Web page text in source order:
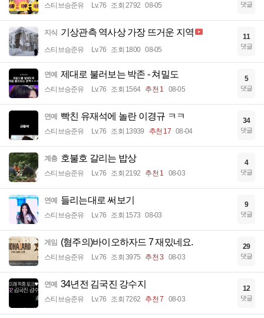
스티브승준유 Lv.76 조회 2792 08-05 댓글
지식 기상관측 역사상 가장 뜨거운 지역
스티브승준유 Lv.76 조회 1800 08-05
11
댓글
연예 제대로 불러보는 박존 - 쳐밀도
스티브승준유 Lv.76 조회 1564 추천 1 08-05
5
댓글
연예 빡친 유재석에 놀란 이경규 ㅋㅋ
스티브승준유 Lv.76 조회 13939 추천 17 08-04
34
댓글
계층 호불호 갈리는 밥상
스티브승준유 Lv.76 조회 2192 추천 1 08-03
4
댓글
연예 들리는대로 써보기
스티브승준유 Lv.76 조회 1573 08-03
9
댓글
게임 (혐주의)바이오하자드 7 재밌네요.
스티브승준유 Lv.76 조회 3975 추천 3 08-03
29
댓글
연예 34년전 김국진 강수지
스티브승준유 Lv.76 조회 7262 추천 7 08-03
12
댓글